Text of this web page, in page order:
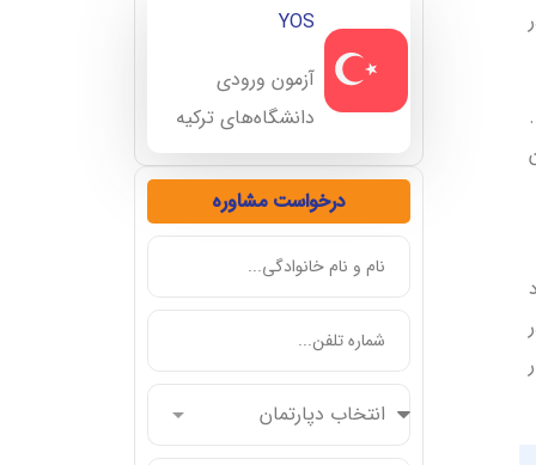
از ۲۰ هزار
YOS
آزمون ورودی
دانشگاه‌های ترکیه
درخواست مشاوره